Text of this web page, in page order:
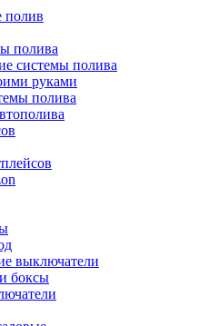
полив
полива
системы полива
руками
полива
выключатели
боксы